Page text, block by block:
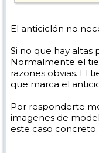
El anticiclón no
Si no que hay altas
Normalmente el
razones obvias. El
que marca el
Por responderte
imagenes de
este caso concreto.